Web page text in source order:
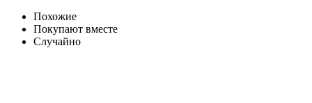
Похожие
Покупают вместе
Случайно